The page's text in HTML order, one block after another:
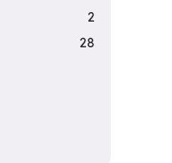
2
28